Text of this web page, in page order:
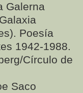
Galerna
Poesía
1942-1988.
Círculo de
Saco